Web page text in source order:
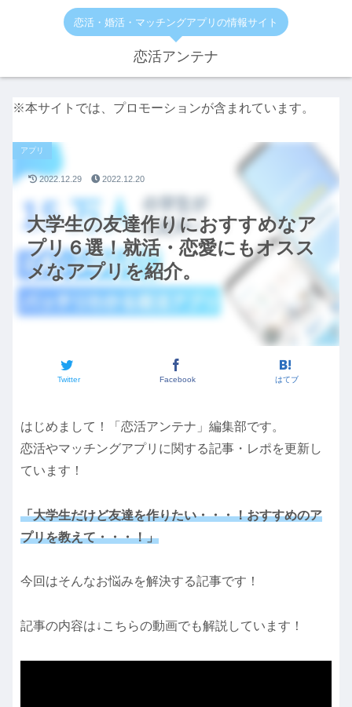
恋活・婚活・マッチングアプリの情報サイト
恋活アンテナ
※本サイトでは、プロモーションが含まれています。
大学生の友達作りにおすすめなア
プリ６選！就活・恋愛にもオスス
メなアプリを紹介。
アプリ
Twitter Facebook はてブ
2022.12.29 2022.12.20
はじめまして！「恋活アンテナ」編集部です。
恋活やマッチングアプリに関する記事・レポを更新し
ています！
「大学生だけど友達を作りたい・・・！おすすめのア
プリを教えて・・・！」
今回はそんなお悩みを解決する記事です！
記事の内容は↓こちらの動画でも解説しています！